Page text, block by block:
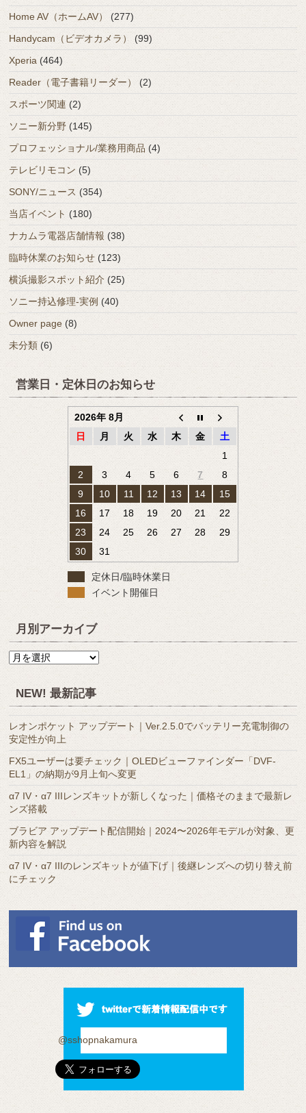
Home AV（ホームAV）
(277)
Handycam（ビデオカメラ）
(99)
Xperia (464)
Reader（電子書籍リーダー） (2)
スポーツ関連 (2)
ソニー新分野 (145)
プロフェッショナル/業務用商品 (4)
テレビリモコン (5)
SONY/ニュース (354)
当店イベント (180)
ナカムラ電器店舗情報 (38)
臨時休業のお知らせ (123)
横浜撮影スポット紹介 (25)
ソニー持込修理-実例 (40)
Owner page (8)
未分類 (6)
営業日・定休日のお知らせ
2026年 8月
日
月 火 水 木 金
土
1
2
3 4 5 6 7
8
9
10 11 12 13 14
15
16
17 18 19 20 21
22
23
24 25 26 27 28
29
30
31
定休日/臨時休業日
イベント開催日
月別アーカイブ
月
ー
カ
イ
ブ
NEW! 最新記事
レオンポケット アップデート｜Ver.2.5.0でバッテリー充電制御の
安定性が向上
FX5ユーザーは要チェック｜OLEDビューファインダー「DVF-
EL1」の納期が9月上旬へ変更
α7 IV・α7 IIIレンズキットが新しくなった｜価格そのままで最新レ
ンズ搭載
ブラビア アップデート配信開始｜2024〜2026年モデルが対象、更
新内容を解説
α7 IV・α7 IIIのレンズキットが値下げ｜後継レンズへの切り替え前
にチェック
@sshopnakamura